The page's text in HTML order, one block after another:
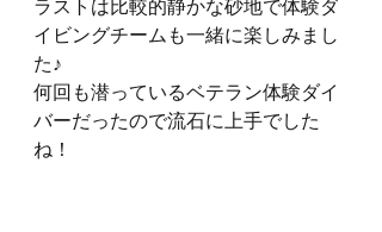
ラストは比較的静かな砂地で体験ダ
イビングチームも一緒に楽しみまし
た♪
何回も潜っているベテラン体験ダイ
バーだったので流石に上手でした
ね！